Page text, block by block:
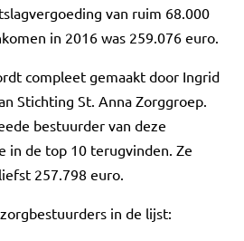
van ruim 68.000
in 2016 was 259.076 euro.
compleet gemaakt door Ingrid
Stichting St. Anna Zorggroep.
bestuurder van deze
in de top 10 terugvinden. Ze
257.798 euro.
in de lijst: